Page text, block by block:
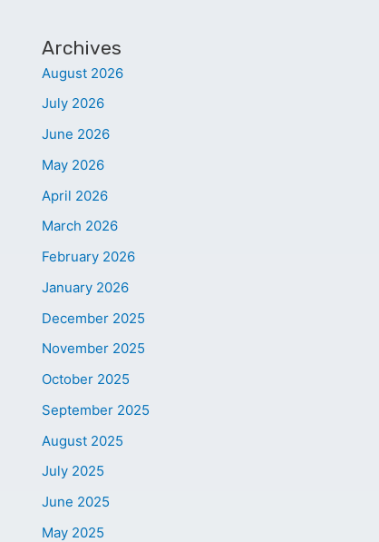
Archives
August 2026
July 2026
June 2026
May 2026
April 2026
March 2026
February 2026
January 2026
December 2025
November 2025
October 2025
September 2025
August 2025
July 2025
June 2025
May 2025